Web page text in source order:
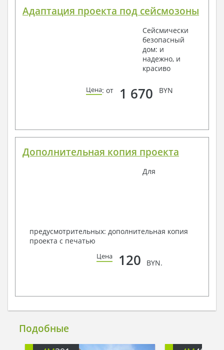
Адаптация проекта под сейсмозоны
Сейсмически
безопасный
дом: и
надежно, и
красиво
Цена: от 1 670 BYN
Дополнительная копия проекта
Для
предусмотрительных: дополнительная копия
проекта с печатью
Цена 120 BYN.
Подобные